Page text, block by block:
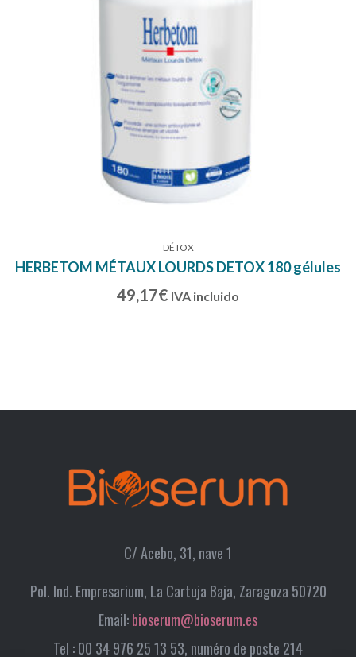
DÉTOX
HERBETOM MÉTAUX LOURDS DETOX 180 gélules
49,17€ IVA incluido
C/ Acebo, 31, nave 1
Pol. Ind. Empresarium, La Cartuja Baja, Zaragoza 50720
Email:bioserum@bioserum.es
Tel : 00 34 976 25 13 53, numéro de poste 214